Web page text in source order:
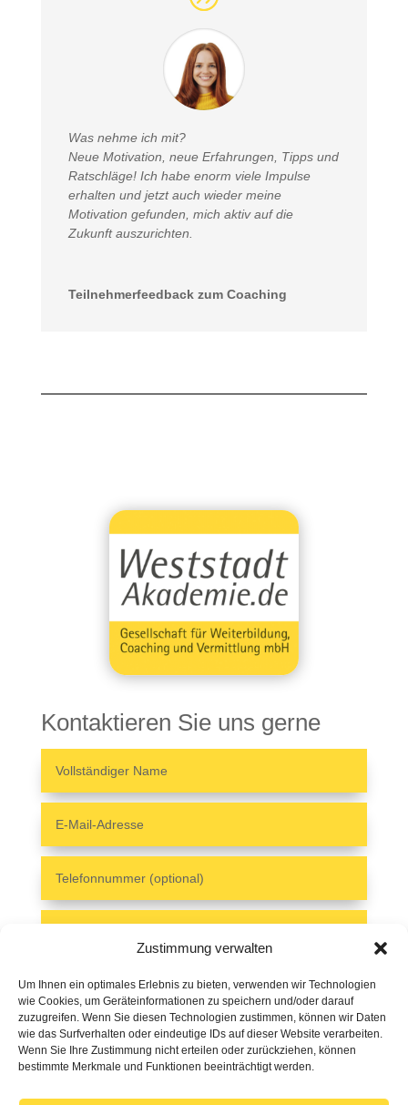
Zustimmung verwalten
Um Ihnen ein optimales Erlebnis zu bieten, verwenden wir Technologien
wie Cookies, um Geräteinformationen zu speichern und/oder darauf
zuzugreifen. Wenn Sie diesen Technologien zustimmen, können wir Daten
wie das Surfverhalten oder eindeutige IDs auf dieser Website verarbeiten.
Wenn Sie Ihre Zustimmung nicht erteilen oder zurückziehen, können
bestimmte Merkmale und Funktionen beeinträchtigt werden.
Was nehme ich mit?
Neue Motivation, neue Erfahrungen, Tipps und
Ratschläge! Ich habe enorm viele Impulse
erhalten und jetzt auch wieder meine
Motivation gefunden, mich aktiv auf die
Zukunft auszurichten.
Teilnehmerfeedback zum Coaching
Kontaktieren Sie uns gerne